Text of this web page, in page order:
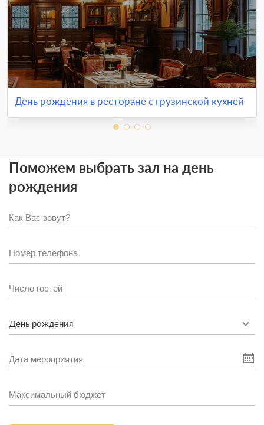
День рождения в ресторане с грузинской кухней
Поможем выбрать зал на день
рождения
День рождения